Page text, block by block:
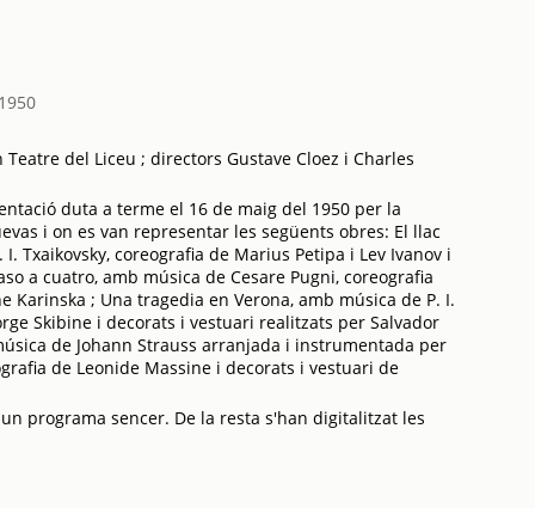
del Liceu ; directors Gustave Cloez i Charles
duta a terme el 16 de maig del 1950 per la
i on es van representar les següents obres: El llac
Txaikovsky, coreografia de Marius Petipa i Lev Ivanov i
a cuatro, amb música de Cesare Pugni, coreografia
Karinska ; Una tragedia en Verona, amb música de P. I.
Skibine i decorats i vestuari realitzats per Salvador
de Johann Strauss arranjada i instrumentada per
de Leonide Massine i decorats i vestuari de
programa sencer. De la resta s'han digitalitzat les